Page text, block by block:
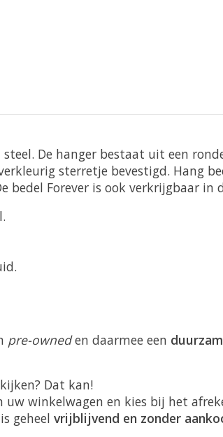
steel. De hanger bestaat uit een
sterretje bevestigd. Hang
bedel Forever is ook verkrijgbaar
pre-owneden daarmee een
Dat kan!
winkelwagen en kies bij het
geheel vrijblijvend en zonder